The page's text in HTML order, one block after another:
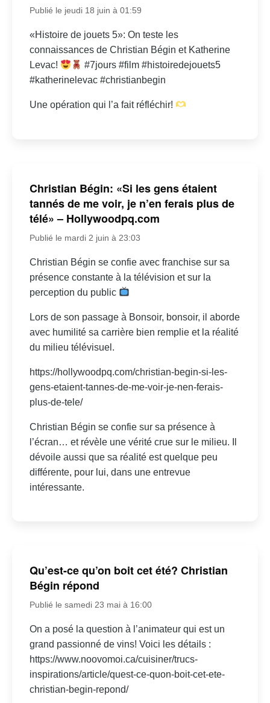
Publié le jeudi 18 juin à 01:59
«Histoire de jouets 5»: On teste les
connaissances de Christian Bégin et Katherine
Levac!
#7jours #film #histoiredejouets5
#katherinelevac #christianbegin
Une opération qui l’a fait réfléchir!
Christian Bégin: «Si les gens étaient
tannés de me voir, je n’en ferais plus de
télé» – Hollywoodpq.com
Publié le mardi 2 juin à 23:03
Christian Bégin se confie avec franchise sur sa
présence constante à la télévision et sur la
perception du public
Lors de son passage à Bonsoir, bonsoir, il aborde
avec humilité sa carrière bien remplie et la réalité
du milieu télévisuel.
https://hollywoodpq.com/christian-begin-si-les-
gens-etaient-tannes-de-me-voir-je-nen-ferais-
plus-de-tele/
Christian Bégin se confie sur sa présence à
l’écran… et révèle une vérité crue sur le milieu. Il
dévoile aussi que sa réalité est quelque peu
différente, pour lui, dans une entrevue
intéressante.
Qu’est-ce qu’on boit cet été? Christian
Bégin répond
Publié le samedi 23 mai à 16:00
On a posé la question à l’animateur qui est un
grand passionné de vins! Voici les détails :
https://www.noovomoi.ca/cuisiner/trucs-
inspirations/article/quest-ce-quon-boit-cet-ete-
christian-begin-repond/